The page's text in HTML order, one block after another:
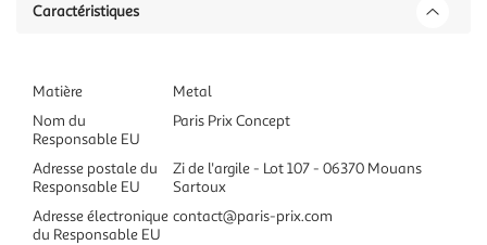
Caractéristiques
Matière
Metal
Nom du
Responsable EU
Paris Prix Concept
Adresse postale du
Responsable EU
Zi de l'argile - Lot 107 - 06370 Mouans
Sartoux
Adresse électronique
du Responsable EU
contact@paris-prix.com